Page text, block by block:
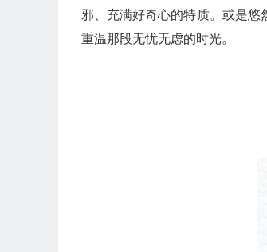
邪、充满好奇心的特质。或是
重温那段无忧无虑的时光。